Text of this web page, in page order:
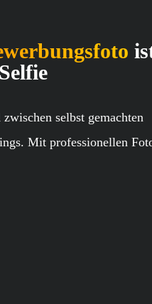
selbst gemachten
Mit professionellen